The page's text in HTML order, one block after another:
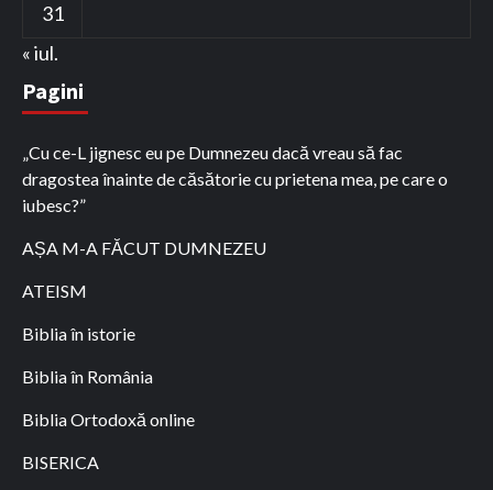
31
« iul.
Pagini
„Cu ce-L jignesc eu pe Dumnezeu dacă vreau să fac
dragostea înainte de căsătorie cu prietena mea, pe care o
iubesc?”
AȘA M-A FĂCUT DUMNEZEU
ATEISM
Biblia în istorie
Biblia în România
Biblia Ortodoxă online
BISERICA